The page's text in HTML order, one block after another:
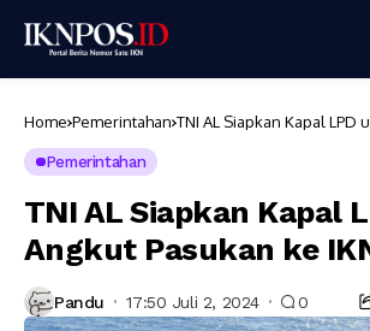
Home Pemerintahan TNI AL Siapkan Kapal LPD
Pemerintahan
TNI AL Siapkan Kapal
Angkut Pasukan ke
Pandu 17:50 Juli 2, 2024 0